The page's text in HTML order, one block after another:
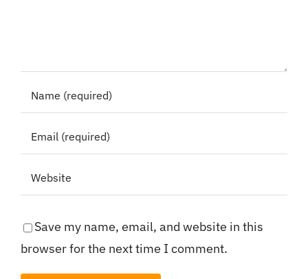
Save my name, email, and website in this
browser for the next time I comment.